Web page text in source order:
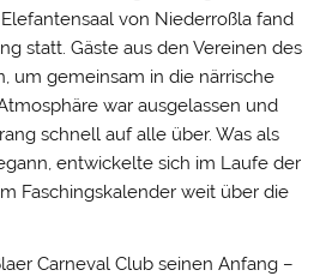
von Niederroßla fand
statt. Gäste aus den Vereinen des
um gemeinsam in die närrische
war ausgelassen und
schnell auf alle über. Was als
entwickelte sich im Laufe der
Faschingskalender weit über die
Carneval Club seinen Anfang –